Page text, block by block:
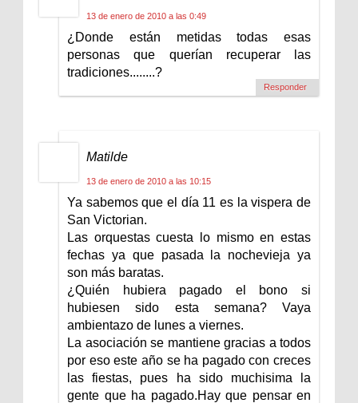
13 de enero de 2010 a las 0:49
¿Donde están metidas todas esas
personas que querían recuperar las
tradiciones........?
Responder
Matilde
13 de enero de 2010 a las 10:15
Ya sabemos que el día 11 es la vispera de
San Victorian.
Las orquestas cuesta lo mismo en estas
fechas ya que pasada la nochevieja ya
son más baratas.
¿Quién hubiera pagado el bono si
hubiesen sido esta semana? Vaya
ambientazo de lunes a viernes.
La asociación se mantiene gracias a todos
por eso este año se ha pagado con creces
las fiestas, pues ha sido muchisima la
gente que ha pagado.Hay que pensar en